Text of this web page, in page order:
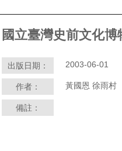
國立臺灣史前文化
出版日期： 2003-06-01
作者： 黃國恩 徐雨村
備註：